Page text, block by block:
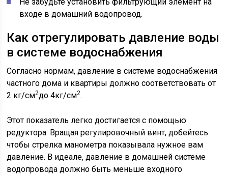
Не забудьте установить фильтрующий элемент на
входе в домашний водопровод.
Как отрегулировать давление воды
в системе водоснабжения
Согласно нормам, давление в системе водоснабжения
частного дома и квартиры должно соответствовать от
2 кг/см2до 4кг/см2.
Этот показатель легко достигается с помощью
редуктора. Вращая регулировочный винт, добейтесь
чтобы стрелка манометра показывала нужное вам
давление. В идеале, давление в домашней системе
водопровода должно быть меньше входного